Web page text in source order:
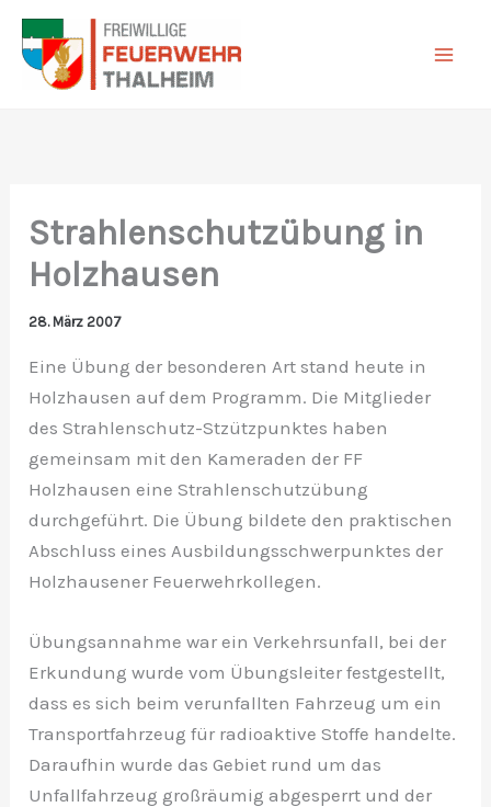
Zum
Inhalt
springen
Strahlenschutzübung in
Holzhausen
28. März 2007
Eine Übung der besonderen Art stand heute in
Holzhausen auf dem Programm. Die Mitglieder
des Strahlenschutz-Stzützpunktes haben
gemeinsam mit den Kameraden der FF
Holzhausen eine Strahlenschutzübung
durchgeführt. Die Übung bildete den praktischen
Abschluss eines Ausbildungsschwerpunktes der
Holzhausener Feuerwehrkollegen.
Übungsannahme war ein Verkehrsunfall, bei der
Erkundung wurde vom Übungsleiter festgestellt,
dass es sich beim verunfallten Fahrzeug um ein
Transportfahrzeug für radioaktive Stoffe handelte.
Daraufhin wurde das Gebiet rund um das
Unfallfahrzeug großräumig abgesperrt und der